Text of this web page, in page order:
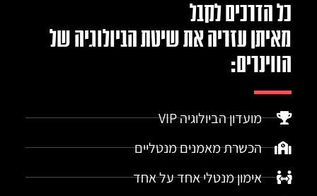
כל הדרכים לקבל
מאיתן עזריה את שיטת הביולוגיה של
הווינרים:
מועדון הביולוגיה VIP
הכשרת מאמנים מנטליים
אימון מנטלי אחד על אחד